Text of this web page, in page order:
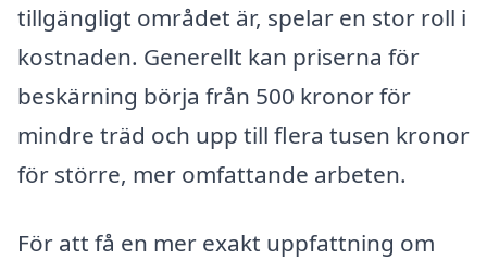
tillgängligt området är, spelar en stor roll i
kostnaden. Generellt kan priserna för
beskärning börja från 500 kronor för
mindre träd och upp till flera tusen kronor
för större, mer omfattande arbeten.
För att få en mer exakt uppfattning om